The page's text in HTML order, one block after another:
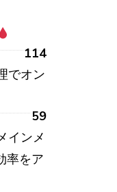
114
でオン
59
インメ
率をア